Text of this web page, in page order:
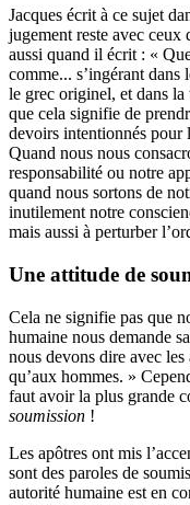
Jacques écrit à ce sujet
jugement reste avec ceux
aussi quand il écrit : «
comme... s’ingérant
le grec originel, et dans
que cela signifie de
devoirs intentionnés pour
Quand nous nous
responsabilité ou notre
quand nous sortons de
inutilement notre
mais aussi à perturber
Une attitude de
Cela ne signifie pas que
humaine nous demande
nous devons dire avec
qu’aux hommes. »
faut avoir la plus grande
soumission !
Les apôtres ont mis
sont des paroles de
autorité humaine est en